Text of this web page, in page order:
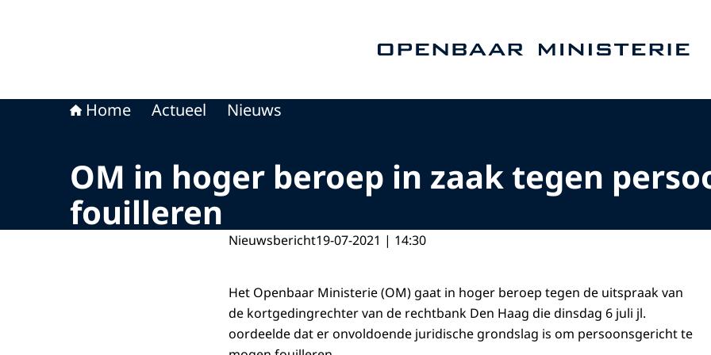
Home Actueel Nieuws
OM in hoger beroep in zaak tegen
fouilleren
Nieuwsbericht19-07-2021 | 14:30
Het Openbaar Ministerie (OM) gaat in hoger beroep tegen de uitspraak van
de kortgedingrechter van de rechtbank Den Haag die dinsdag 6 juli jl.
oordeelde dat er onvoldoende juridische grondslag is om persoonsgericht te